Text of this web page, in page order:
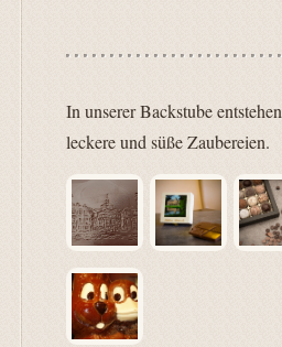
In unserer Backstube entstehen
leckere und süße Zaubereien.